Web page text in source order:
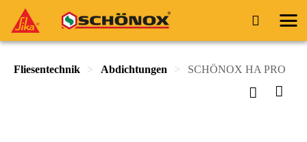
Fliesentechnik Abdichtungen SCHÖNOX HA PRO